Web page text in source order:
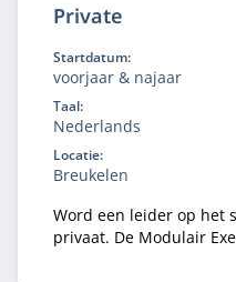
Private
Startdatum:
voorjaar & najaar
Taal:
Nederlands
Locatie:
Breukelen
Word een leider op het
privaat. De Modulair